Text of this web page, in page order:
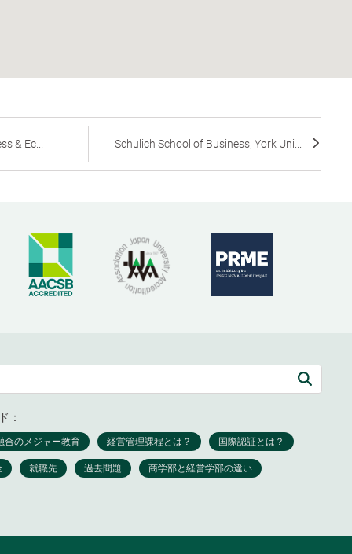
& Ec... Schulich School of Business, York Uni...
：